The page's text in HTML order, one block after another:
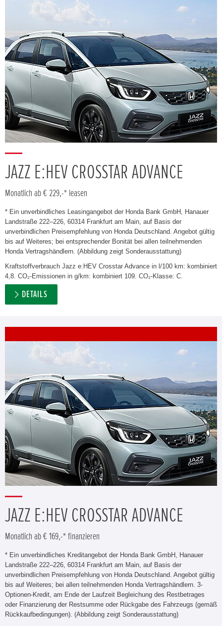
JAZZ E:HEV CROSSTAR ADVANCE
Monatlich ab € 229,-* leasen
* Ein unverbindliches Leasingangebot der Honda Bank GmbH, Hanauer
Landstraße 222–226, 60314 Frankfurt am Main, auf Basis der
unverbindlichen Preisempfehlung von Honda Deutschland. Angebot gültig
bis auf Weiteres; bei entsprechender Bonität bei allen teilnehmenden
Honda Vertragshändlern. (Abbildung zeigt Sonderausstattung)
Kraftstoffverbrauch Jazz e:HEV Crosstar Advance in l/100 km: kombiniert
4,8. CO₂-Emissionen in g/km: kombiniert 109. CO₂-Klasse: C.
DETAILS
JAZZ E:HEV CROSSTAR ADVANCE
Monatlich ab € 169,-* finanzieren
* Ein unverbindliches Kreditangebot der Honda Bank GmbH, Hanauer
Landstraße 222–226, 60314 Frankfurt am Main, auf Basis der
unverbindlichen Preisempfehlung von Honda Deutschland. Angebot gültig
bis auf Weiteres; bei allen teilnehmenden Honda Vertragshändlern. 3-
Optionen-Kredit, am Ende der Laufzeit Begleichung des Restbetrages
oder Finanzierung der Restsumme oder Rückgabe des Fahrzeugs (gemäß
Rückkaufbedingungen). (Abbildung zeigt Sonderausstattung)